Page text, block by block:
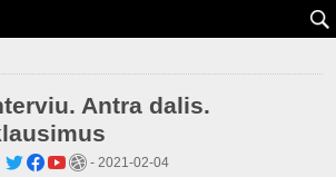
Antra dalis.
- 2021-02-04